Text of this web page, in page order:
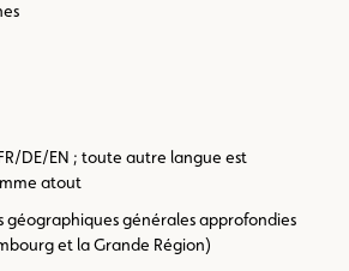
DE/EN ; toute autre langue est
atout
géographiques générales approfondies
et la Grande Région)